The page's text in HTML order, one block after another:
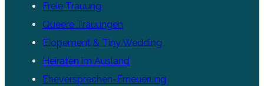
Freie Trauung
Queere Trauungen
Elopement & Tiny Wedding
Heiraten im Ausland
Eheversprechen-Erneuerung